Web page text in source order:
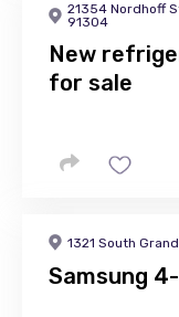
21354 Nordhoff
91304
New
for sale
1321 South
Samsung